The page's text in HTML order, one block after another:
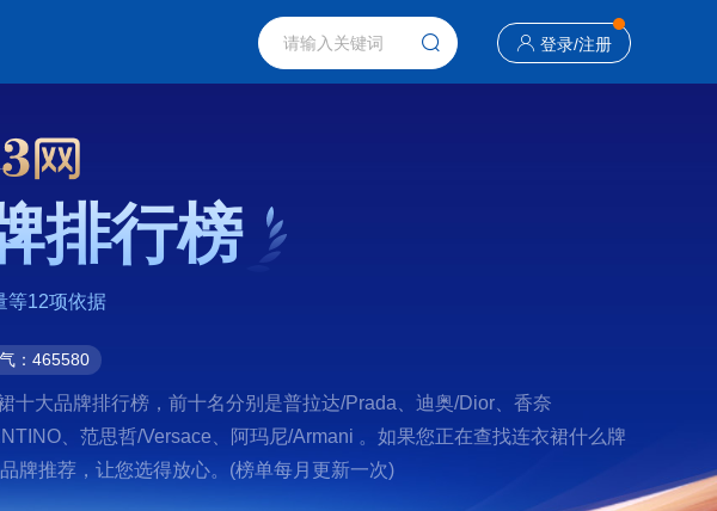
登录/注册
排行榜
等12项依据
：465580
大品牌排行榜，前十名分别是普拉达/Prada、迪奥/Dior、香奈
、范思哲/Versace、阿玛尼/Armani 。如果您正在查找连衣裙什么牌
牌推荐，让您选得放心。(榜单每月更新一次)